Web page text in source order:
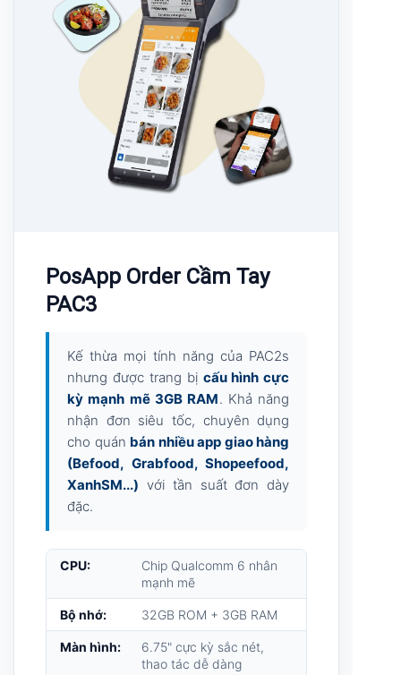
#2 CẤU HÌNH MẠNH
PosApp Order Cầm Tay
PAC3
Kế thừa mọi tính năng của PAC2s
nhưng được trang bị cấu hình cực
kỳ mạnh mẽ 3GB RAM
cho quán
bán nhiều app giao hàng
(Befood, Grabfood, Shopeefood,
XanhSM...)với tần suất đơn dày
đặc.